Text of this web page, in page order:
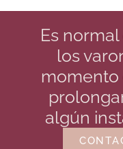
Es
los
algún